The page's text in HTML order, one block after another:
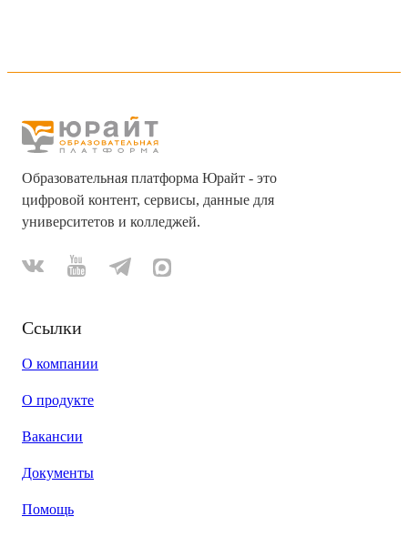
Образовательная платформа Юрайт - это
цифровой контент, сервисы, данные для
университетов и колледжей.
Ссылки
О компании
О продукте
Вакансии
Документы
Помощь